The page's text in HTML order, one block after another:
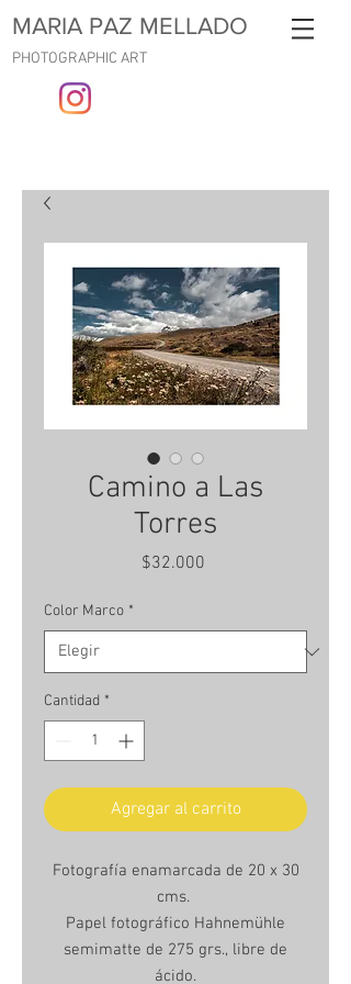
MARIA PAZ MELLADO
PHOTOGRAPHIC ART
Camino a Las
Torres
$32.000Precio
Color Marco *
Cantidad *
Agregar al carrito
Fotografía enamarcada de 20 x 30
cms.
Papel fotográfico Hahnemühle
semimatte de 275 grs., libre de
ácido.